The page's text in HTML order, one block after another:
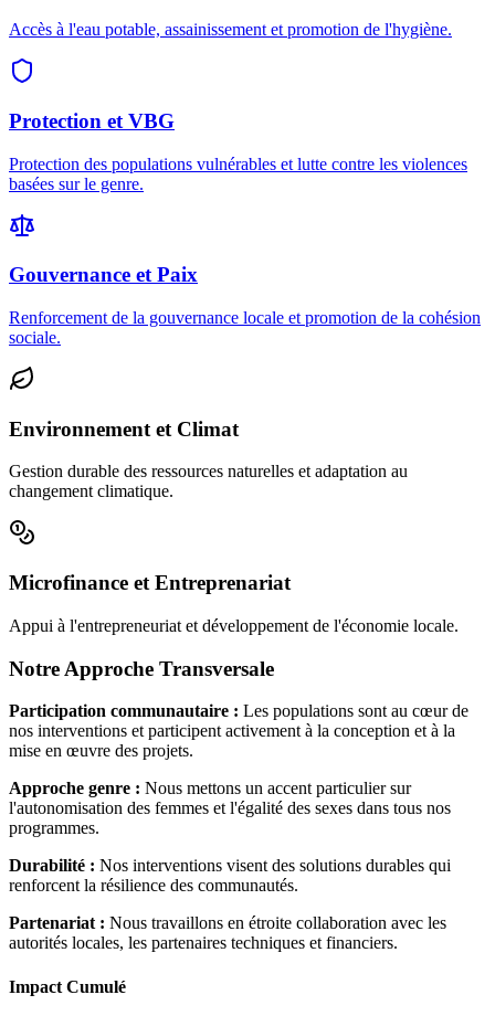
Accès à l'eau potable, assainissement et promotion de l'hygiène.
Protection et VBG
Protection des populations vulnérables et lutte contre les violences
basées sur le genre.
Gouvernance et Paix
Renforcement de la gouvernance locale et promotion de la cohésion
sociale.
Environnement et Climat
Gestion durable des ressources naturelles et adaptation au
changement climatique.
Microfinance et Entreprenariat
Appui à l'entrepreneuriat et développement de l'économie locale.
Notre Approche Transversale
Participation communautaire : Les populations sont au cœur de
nos interventions et participent activement à la conception et à la
mise en œuvre des projets.
Approche genre : Nous mettons un accent particulier sur
l'autonomisation des femmes et l'égalité des sexes dans tous nos
programmes.
Durabilité : Nos interventions visent des solutions durables qui
renforcent la résilience des communautés.
Partenariat : Nous travaillons en étroite collaboration avec les
autorités locales, les partenaires techniques et financiers.
Impact Cumulé